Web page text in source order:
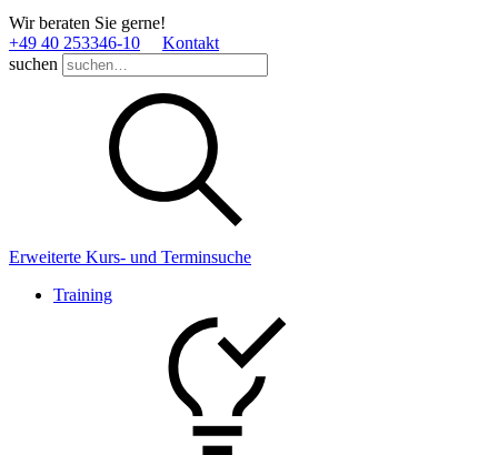
Wir beraten Sie gerne!
+49 40 253346­-10
Kontakt
suchen
Erweiterte Kurs- und Terminsuche
Training